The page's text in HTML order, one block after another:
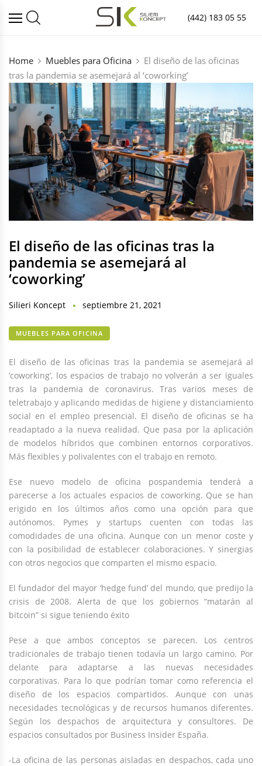
(442) 183 05 55
Home Muebles para Oficina
El diseño de las oficinas
tras la pandemia se asemejará al ‘coworking’
El diseño de las oficinas tras la
pandemia se asemejará al
‘coworking’
Silieri Koncept septiembre 21, 2021
MUEBLES PARA OFICINA
El diseño de las oficinas tras la pandemia se asemejará al
‘coworking’, los espacios de trabajo no volverán a ser iguales
tras la pandemia de coronavirus. Tras varios meses de
teletrabajo y aplicando medidas de higiene y distanciamiento
social en el empleo presencial. El diseño de oficinas se ha
readaptado a la nueva realidad. Que pasa por la aplicación
de modelos híbridos que combinen entornos corporativos.
Más flexibles y polivalentes con el trabajo en remoto.
Ese nuevo modelo de oficina pospandemia tenderá a
parecerse a los actuales espacios de coworking. Que se han
erigido en los últimos años como una opción para que
autónomos. Pymes y startups cuenten con todas las
comodidades de una oficina. Aunque con un menor coste y
con la posibilidad de establecer colaboraciones. Y sinergias
con otros negocios que comparten el mismo espacio.
El fundador del mayor ‘hedge fund’ del mundo, que predijo la
crisis de 2008. Alerta de que los gobiernos “matarán al
bitcoin” si sigue teniendo éxito
Pese a que ambos conceptos se parecen. Los centros
tradicionales de trabajo tienen todavía un largo camino. Por
delante para adaptarse a las nuevas necesidades
corporativas. Para lo que podrían tomar como referencia el
diseño de los espacios compartidos. Aunque con unas
necesidades tecnológicas y de recursos humanos diferentes.
Según los despachos de arquitectura y consultores. De
espacios consultados por Business Insider España.
-La oficina de las personas aisladas en despachos, cada uno